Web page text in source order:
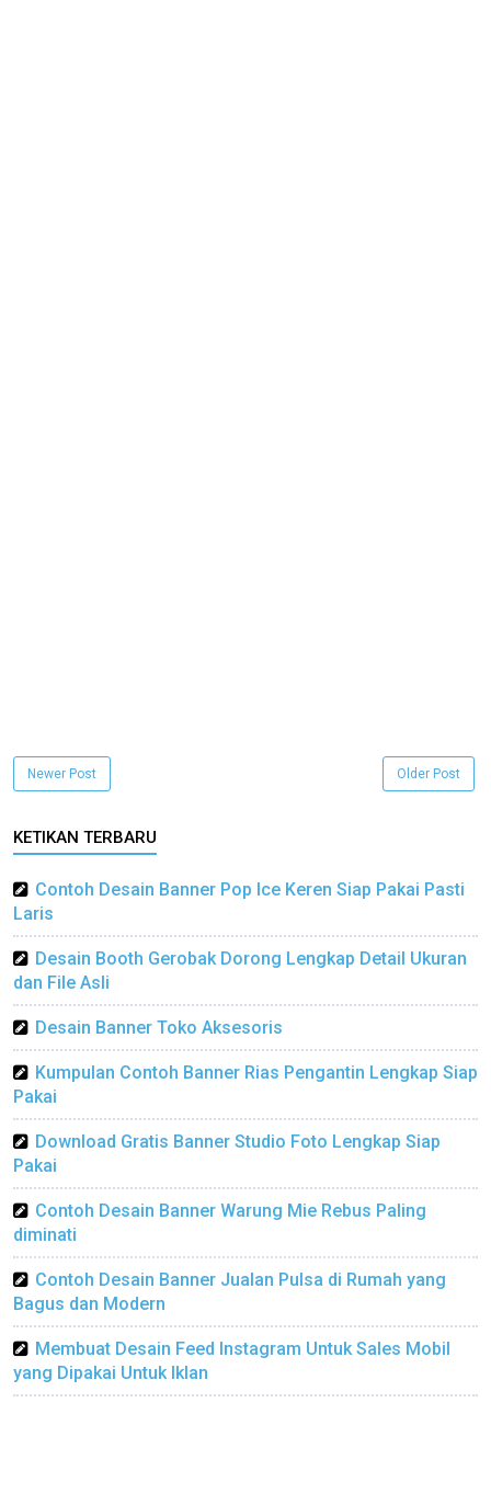
Newer Post Older Post
KETIKAN TERBARU
Contoh Desain Banner Pop Ice Keren Siap Pakai Pasti
Laris
Desain Booth Gerobak Dorong Lengkap Detail Ukuran
dan File Asli
Desain Banner Toko Aksesoris
Kumpulan Contoh Banner Rias Pengantin Lengkap Siap
Pakai
Download Gratis Banner Studio Foto Lengkap Siap
Pakai
Contoh Desain Banner Warung Mie Rebus Paling
diminati
Contoh Desain Banner Jualan Pulsa di Rumah yang
Bagus dan Modern
Membuat Desain Feed Instagram Untuk Sales Mobil
yang Dipakai Untuk Iklan